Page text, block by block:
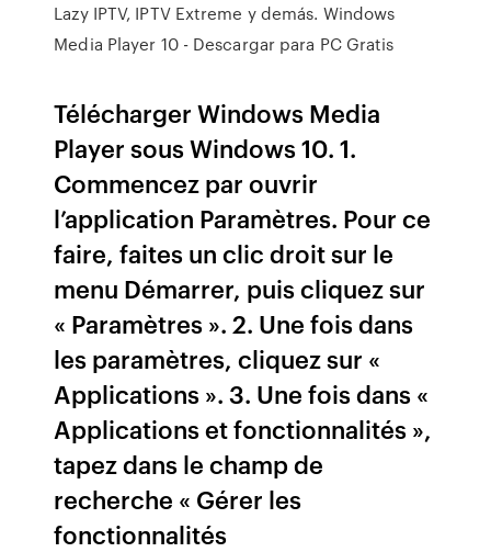
Lazy IPTV, IPTV Extreme y demás. Windows
Media Player 10 - Descargar para PC Gratis
Télécharger Windows Media
Player sous Windows 10. 1.
Commencez par ouvrir
l’application Paramètres. Pour ce
faire, faites un clic droit sur le
menu Démarrer, puis cliquez sur
« Paramètres ». 2. Une fois dans
les paramètres, cliquez sur «
Applications ». 3. Une fois dans «
Applications et fonctionnalités »,
tapez dans le champ de
recherche « Gérer les
fonctionnalités